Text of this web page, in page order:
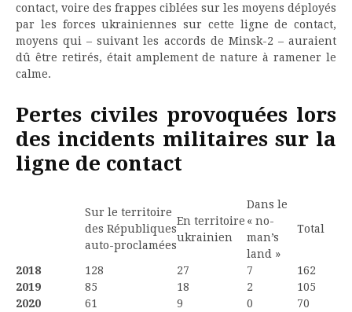
contact, voire des frappes ciblées sur les moyens déployés
par les forces ukrainiennes sur cette ligne de contact,
moyens qui – suivant les accords de Minsk-2 – auraient
dû être retirés, était amplement de nature à ramener le
calme.
Pertes civiles provoquées lors
des incidents militaires sur la
ligne de contact
Sur le territoire
des Républiques
auto-proclamées
En territoire
ukrainien
Dans le
« no-
man’s
land »
Total
2018 128 27 7
162
2019
85 18 2
105
2020
61 9 0
70